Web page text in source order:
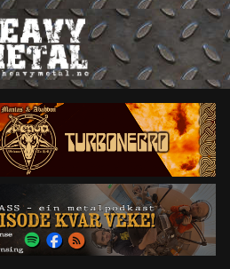
Nyheter
Omtaler
Intervjuer
Om oss
Abonner